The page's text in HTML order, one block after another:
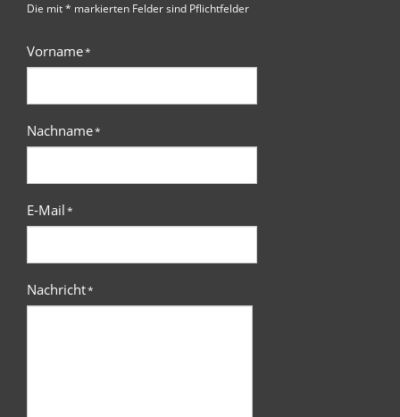
Die mit * markierten Felder sind Pflichtfelder
Vorname*
Nachname*
E-Mail*
Nachricht*